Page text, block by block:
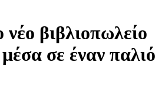
βιβλιοπωλείο
σε έναν παλιό